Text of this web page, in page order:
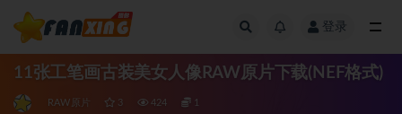
登录
11张工笔画古装美女人像RAW原片下载(NEF格式)
RAW原片 3 424 1